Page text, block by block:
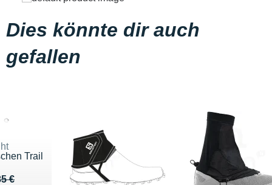
Dies könnte dir auch
gefallen
Trail
€35 €
€